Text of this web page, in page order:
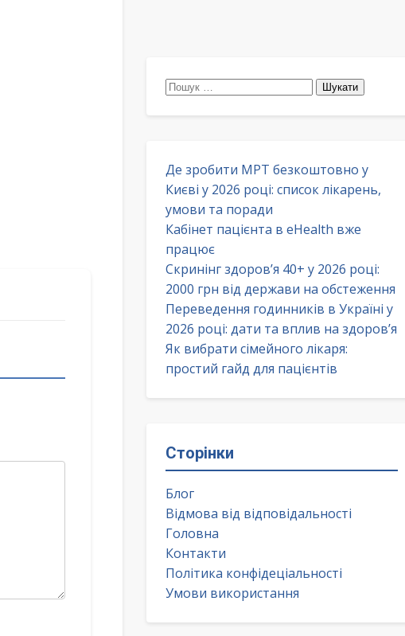
Пошук:
Де зробити МРТ безкоштовно у
Києві у 2026 році: список лікарень,
умови та поради
Кабінет пацієнта в eHealth вже
працює
Скринінг здоров’я 40+ у 2026 році:
2000 грн від держави на обстеження
Переведення годинників в Україні у
2026 році: дати та вплив на здоров’я
Як вибрати сімейного лікаря:
простий гайд для пацієнтів
Сторінки
Блог
Відмова від відповідальності
Головна
Контакти
Політика конфідеціальності
Умови використання